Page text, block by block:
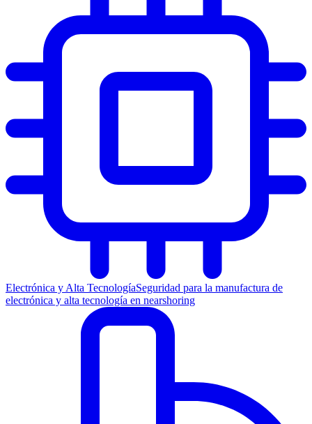
Electrónica y Alta TecnologíaSeguridad para la manufactura de
electrónica y alta tecnología en nearshoring